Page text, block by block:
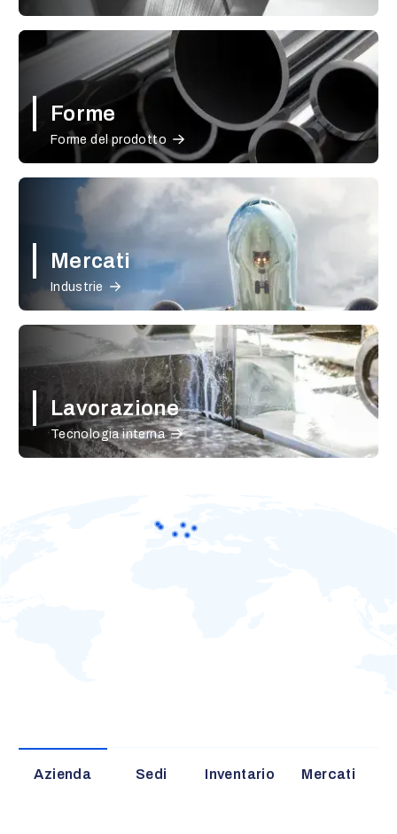
Forme
Forme del prodotto
Mercati
Industrie
Lavorazione
Tecnologia interna
Azienda Sedi Inventario Mercati